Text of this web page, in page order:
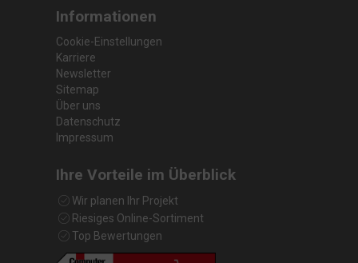
Informationen
Cookie-Einstellungen
Karriere
Newsletter
Sitemap
Über uns
Datenschutz
Impressum
Ihre Vorteile im Überblick
Wir planen Ihr Projekt
Riesiges Online-Sortiment
Top Bewertungen